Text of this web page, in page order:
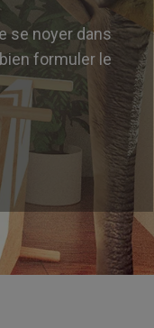
se noyer dans
formuler le